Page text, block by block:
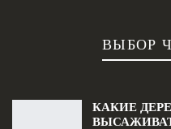
ВЫБОР
КАКИЕ